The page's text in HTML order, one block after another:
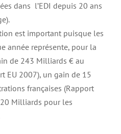
dans l’EDI depuis 20 ans
est important puisque les
année représente, pour la
de 243 Milliards € au
EU 2007), un gain de 15
françaises (Rapport
Milliards pour les